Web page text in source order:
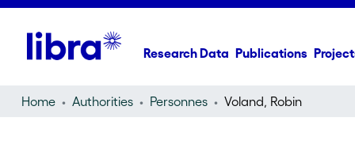
Research Data Publications
Home Authorities Personnes Voland, Robin